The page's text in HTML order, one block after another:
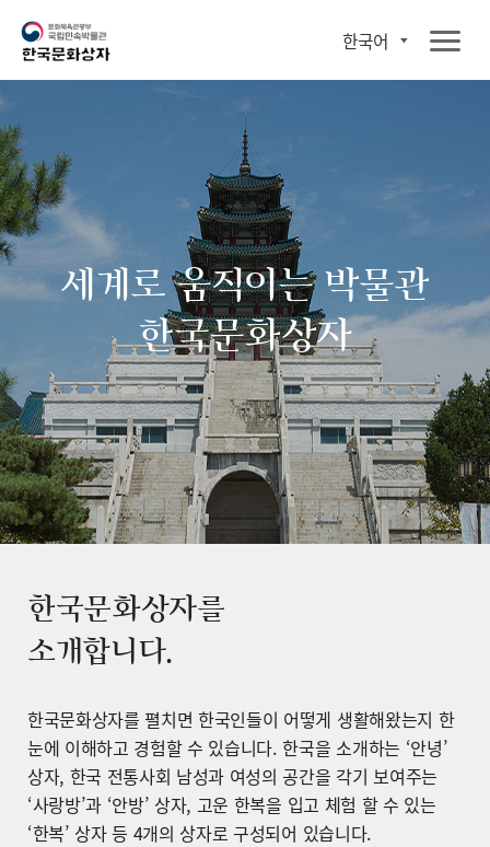
한국어
세계로 움직이는 박물관
한국문화상자
한국문화상자를
소개합니다.
한국문화상자를 펼치면 한국인들이 어떻게 생활해왔는지 한
눈에 이해하고 경험할 수 있습니다. 한국을 소개하는 ‘안녕’
상자, 한국 전통사회 남성과 여성의 공간을 각기 보여주는
‘사랑방’과 ‘안방’ 상자, 고운 한복을 입고 체험 할 수 있는
‘한복’ 상자 등 4개의 상자로 구성되어 있습니다.